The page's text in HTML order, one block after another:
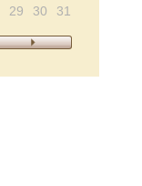
29 30 31